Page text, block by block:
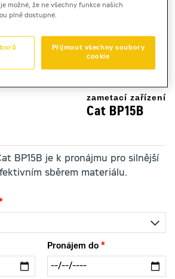
zametací zařízení
Cat BP15B
BP15B je k pronájmu pro silnější
sběrem materiálu.
Pronájem do
možné, že ne všechny funkce našich
plně dostupné.
Přijmout všechny soubory
cookie